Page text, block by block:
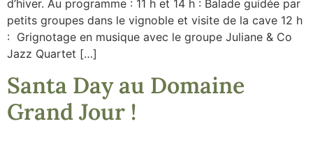
d’hiver. Au programme : 11 h et 14 h : Balade guidée par
petits groupes dans le vignoble et visite de la cave 12 h
: Grignotage en musique avec le groupe Juliane & Co
Jazz Quartet […]
Santa Day au Domaine
Grand Jour !